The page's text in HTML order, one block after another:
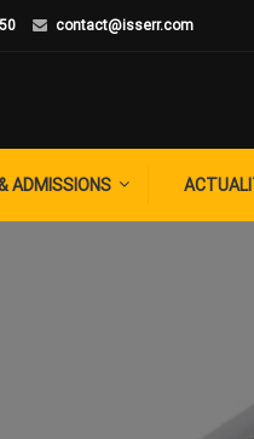
contact@isserr.com
ADMISSIONS